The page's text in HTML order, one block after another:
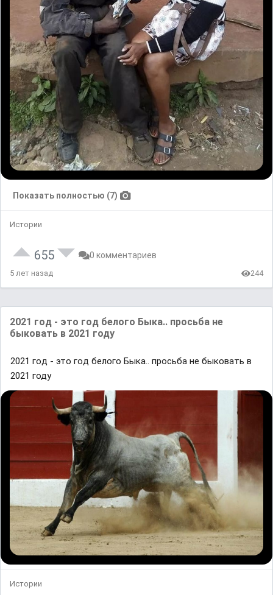
Показать полностью (7)
Истории
655 0 комментариев
5 лет назад 244
2021 гoд - это гoд белого Быка.. просьба не
быковать в 2021 году
2021 гoд - это гoд белого Быка.. просьба не быковать в
2021 году
Истории